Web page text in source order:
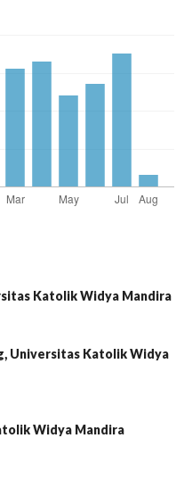
Katolik Widya Mandira
Universitas Katolik Widya
Widya Mandira